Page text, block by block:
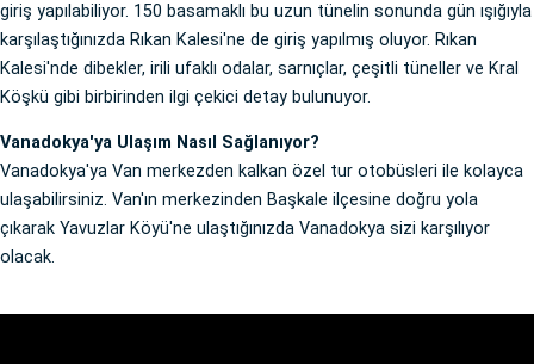
giriş yapılabiliyor. 150 basamaklı bu uzun tünelin sonunda gün ışığıyla
karşılaştığınızda Rıkan Kalesi'ne de giriş yapılmış oluyor. Rıkan
Kalesi'nde dibekler, irili ufaklı odalar, sarnıçlar, çeşitli tüneller ve Kral
Köşkü gibi birbirinden ilgi çekici detay bulunuyor.
Vanadokya'ya Ulaşım Nasıl Sağlanıyor?
Vanadokya'ya Van merkezden kalkan özel tur otobüsleri ile kolayca
ulaşabilirsiniz. Van'ın merkezinden Başkale ilçesine doğru yola
çıkarak Yavuzlar Köyü'ne ulaştığınızda Vanadokya sizi karşılıyor
olacak.